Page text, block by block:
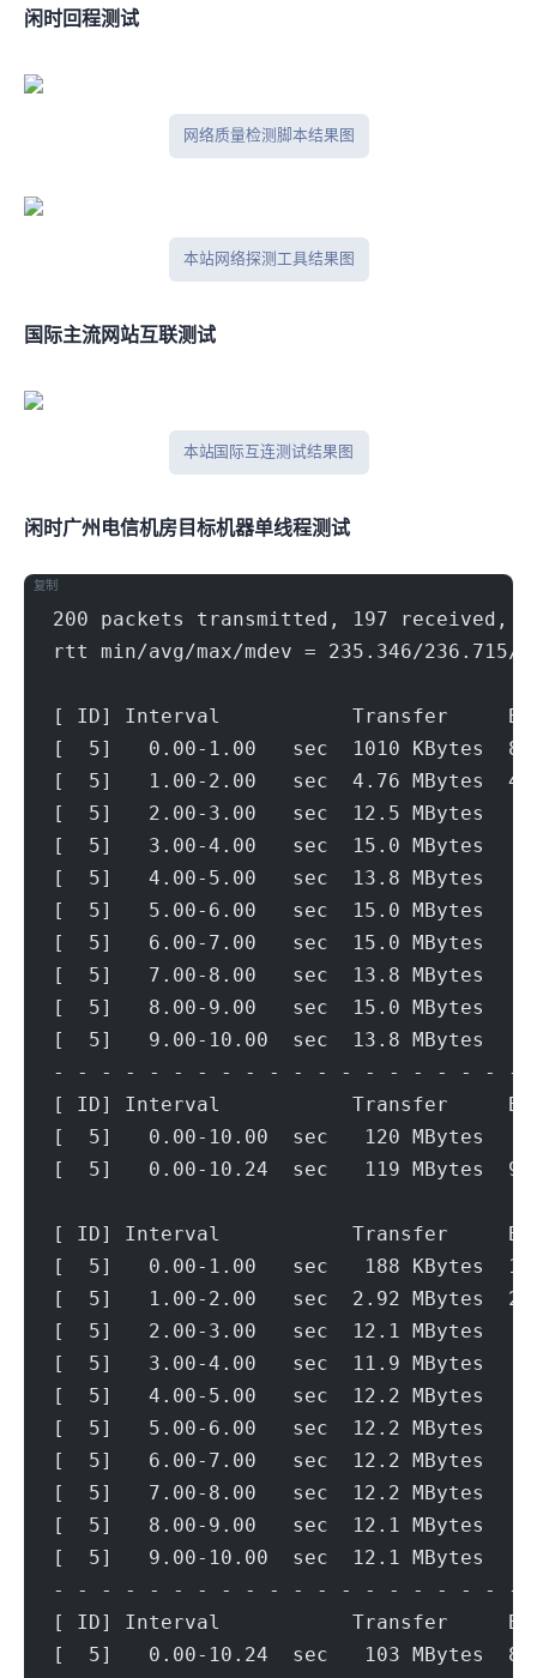
闲时IPV6回程测试
网络质量检测脚本结果图
本站网络探测工具结果图
国际主流网站互联测试
本站 Tcpping 国际互连测试结果图
闲时广州电信机房(500Mbps)目标机器 IPERF3单线程测试
200 packets transmitted, 197 received,
rtt min/avg/max/mdev = 235.346/236.715/
[ ID] Interval           Transfer
[  5]   0.00-1.00   sec  1010
[  5]   1.00-2.00   sec  4.76
[  5]   2.00-3.00   sec  12.5
[  5]   3.00-4.00   sec  15.0
[  5]   4.00-5.00   sec  13.8
[  5]   5.00-6.00   sec  15.0
[  5]   6.00-7.00   sec  15.0
[  5]   7.00-8.00   sec  13.8
[  5]   8.00-9.00   sec  15.0
[  5]   9.00-10.00  sec  13.8
- - - - - - - - - - - - - - - - - - - -
[ ID] Interval           Transfer
[  5]   0.00-10.00  sec   120 MBytes
[  5]   0.00-10.24  sec   119 MBytes
[ ID] Interval           Transfer
[  5]   0.00-1.00   sec   188
[  5]   1.00-2.00   sec  2.92
[  5]   2.00-3.00   sec  12.1
[  5]   3.00-4.00   sec  11.9
[  5]   4.00-5.00   sec  12.2
[  5]   5.00-6.00   sec  12.2
[  5]   6.00-7.00   sec  12.2
[  5]   7.00-8.00   sec  12.2
[  5]   8.00-9.00   sec  12.1
[  5]   9.00-10.00  sec  12.1
- - - - - - - - - - - - - - - - - - - -
[ ID] Interval           Transfer
[  5]   0.00-10.24  sec   103 MBytes
复制